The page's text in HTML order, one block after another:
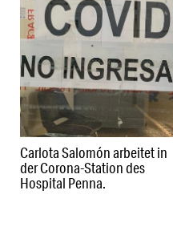
Carlota Salomón arbeitet in
der Corona-Station des
Hospital Penna.